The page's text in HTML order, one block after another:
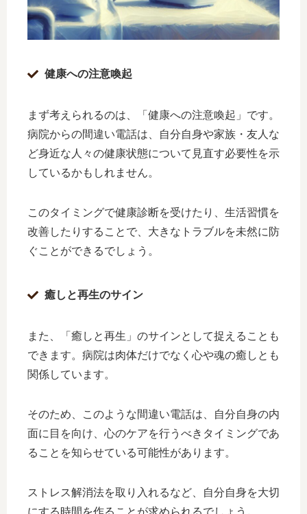
健康への注意喚起
まず考えられるのは、「健康への注意喚起」です。
病院からの間違い電話は、自分自身や家族・友人な
ど身近な人々の健康状態について見直す必要性を示
しているかもしれません。
このタイミングで健康診断を受けたり、生活習慣を
改善したりすることで、大きなトラブルを未然に防
ぐことができるでしょう。
癒しと再生のサイン
また、「癒しと再生」のサインとして捉えることも
できます。病院は肉体だけでなく心や魂の癒しとも
関係しています。
そのため、このような間違い電話は、自分自身の内
面に目を向け、心のケアを行うべきタイミングであ
ることを知らせている可能性があります。
ストレス解消法を取り入れるなど、自分自身を大切
にする時間を作ることが求められるでしょう。